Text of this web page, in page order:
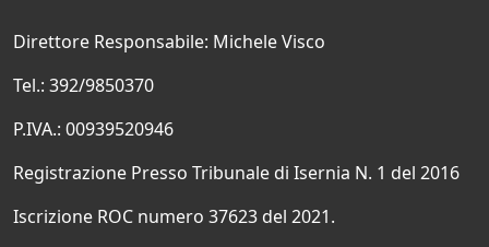
Direttore Responsabile: Michele Visco
Tel.: 392/9850370
P.IVA.: 00939520946
Registrazione Presso Tribunale di Isernia N. 1 del 2016
Iscrizione ROC numero 37623 del 2021.